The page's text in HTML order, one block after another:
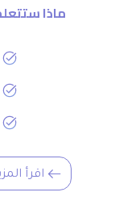
ماذا
اقرأ